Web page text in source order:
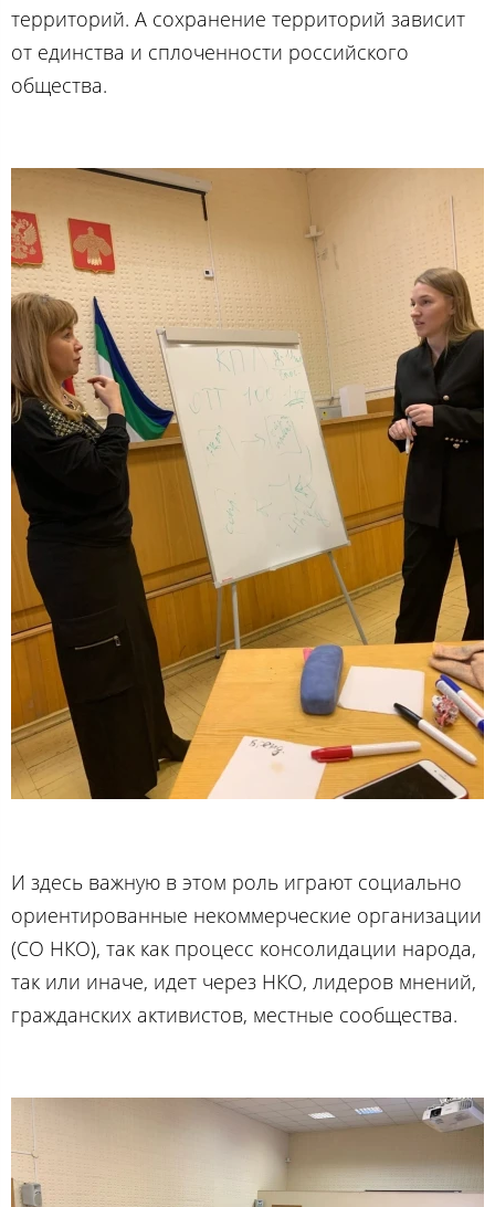
территорий. А сохранение территорий зависит
от единства и сплоченности российского
общества.
И здесь важную в этом роль играют социально
ориентированные некоммерческие организации
(СО НКО), так как процесс консолидации народа,
так или иначе, идет через НКО, лидеров мнений,
гражданских активистов, местные сообщества.